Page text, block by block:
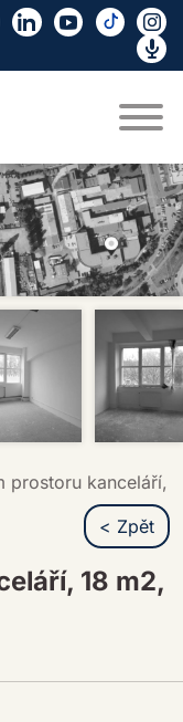
prostoru kanceláří,
< Zpět
18 m2,